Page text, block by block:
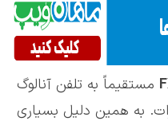
مستقیماً به تلفن آنالوگ
به همین دلیل بسیاری